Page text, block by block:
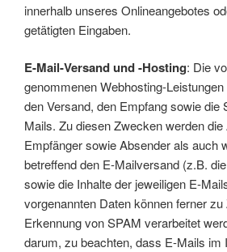
innerhalb unseres Onlineangebotes
getätigten Eingaben.
E-Mail-Versand und -Hosting: Die
genommenen Webhosting-
den Versand, den Empfang sowie die
Mails. Zu diesen Zwecken werden
Empfänger sowie Absender als auch
betreffend den E-Mailversand (z.B.
sowie die Inhalte der jeweiligen E-
vorgenannten Daten können ferner
Erkennung von SPAM verarbeitet
darum, zu beachten, dass E-Mails im